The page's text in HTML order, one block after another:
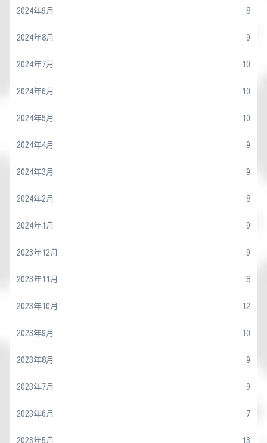
2024年9月 8
2024年8月 9
2024年7月 10
2024年6月 10
2024年5月 10
2024年4月 9
2024年3月 9
2024年2月 8
2024年1月 9
2023年12月 9
2023年11月 8
2023年10月 12
2023年9月 10
2023年8月 9
2023年7月 9
2023年6月 7
2023年5月 13